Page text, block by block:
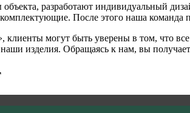
разработают индивидуальный
комплектующие. После этого наша
клиенты могут быть уверены в том, что
изделия. Обращаясь к нам, вы